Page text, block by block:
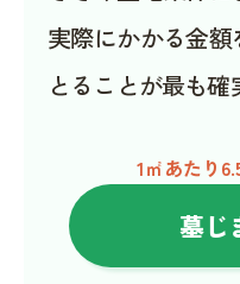
実際にかかる金
とることが最も
1㎡あたり
墓じ